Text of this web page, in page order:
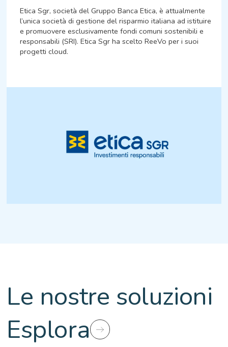
Etica Sgr, società del Gruppo Banca Etica, è attualmente
l’unica società di gestione del risparmio italiana ad istituire
e promuovere esclusivamente fondi comuni sostenibili e
responsabili (SRI). Etica Sgr ha scelto ReeVo per i suoi
progetti cloud.
Le nostre soluzioni
Esplora